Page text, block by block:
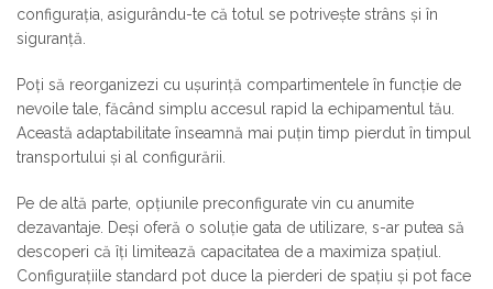
configurația, asigurându-te că totul se potrivește strâns și în
siguranță.
Poți să reorganizezi cu ușurință compartimentele în funcție de
nevoile tale, făcând simplu accesul rapid la echipamentul tău.
Această adaptabilitate înseamnă mai puțin timp pierdut în timpul
transportului și al configurării.
Pe de altă parte, opțiunile preconfigurate vin cu anumite
dezavantaje. Deși oferă o soluție gata de utilizare, s-ar putea să
descoperi că îți limitează capacitatea de a maximiza spațiul.
Configurațiile standard pot duce la pierderi de spațiu și pot face